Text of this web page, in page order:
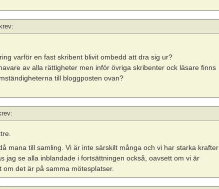
varför en fast skribent blivit ombedd att dra sig ur?
av alla rättigheter men inför övriga skribenter ock läsare finns
till bloggposten ovan?
mana till samling. Vi är inte särskilt många och vi har starka krafter
jag se alla inblandade i fortsättningen också, oavsett om vi är
det är på samma mötesplatser.